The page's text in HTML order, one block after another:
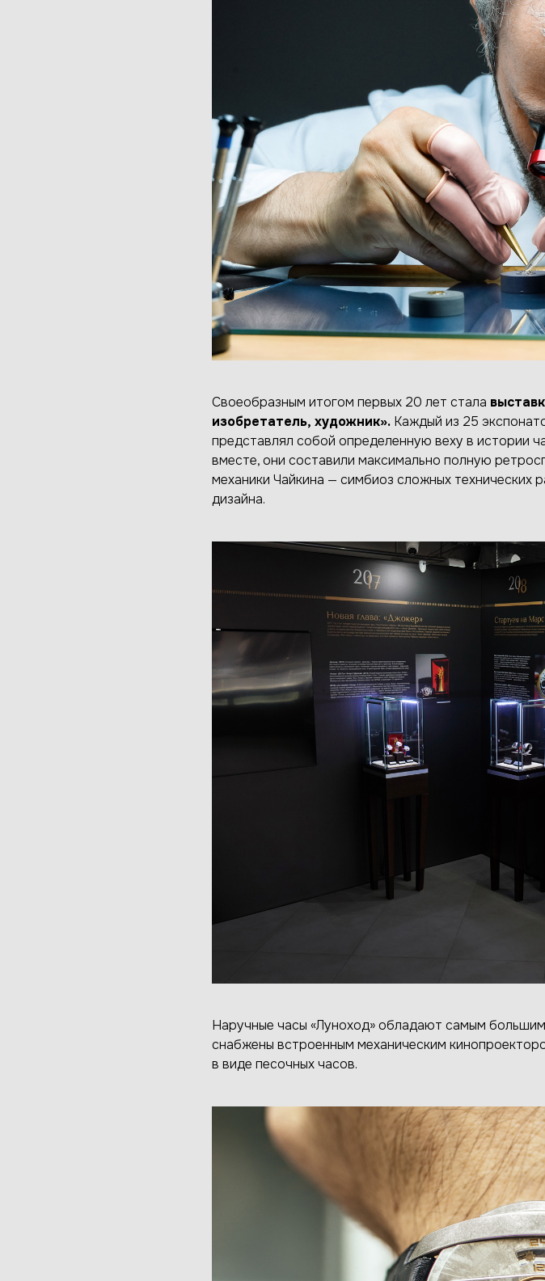
Своеобразным итогом первых 20 лет стала
изобретатель, художник». Каждый из 25
представлял собой определенную веху в истории
вместе, они составили максимально полную
механики Чайкина — симбиоз сложных технических
дизайна.
Наручные часы «Луноход» обладают самым
снабжены встроенным механическим
в виде песочных часов.